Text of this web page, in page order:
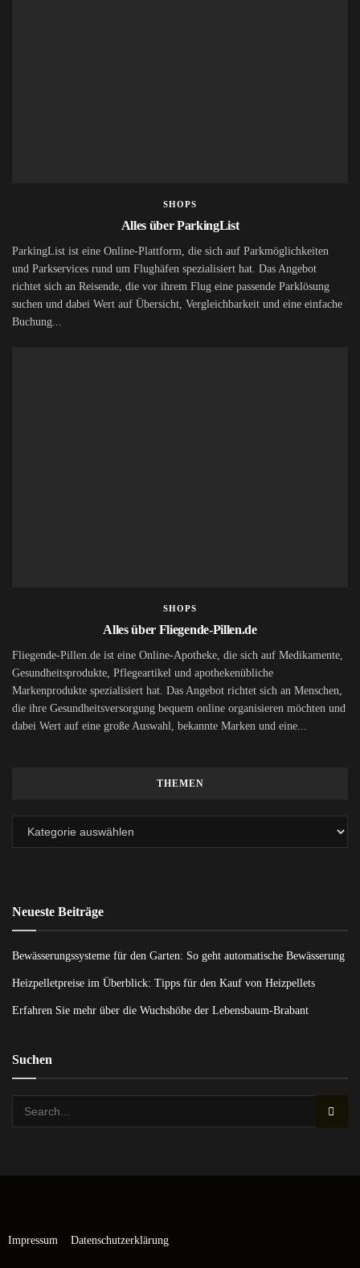
SHOPS
Alles über ParkingList
ParkingList ist eine Online-Plattform, die sich auf Parkmöglichkeiten
und Parkservices rund um Flughäfen spezialisiert hat. Das Angebot
richtet sich an Reisende, die vor ihrem Flug eine passende Parklösung
suchen und dabei Wert auf Übersicht, Vergleichbarkeit und eine einfache
Buchung...
SHOPS
Alles über Fliegende-Pillen.de
Fliegende-Pillen.de ist eine Online-Apotheke, die sich auf Medikamente,
Gesundheitsprodukte, Pflegeartikel und apothekenübliche
Markenprodukte spezialisiert hat. Das Angebot richtet sich an Menschen,
die ihre Gesundheitsversorgung bequem online organisieren möchten und
dabei Wert auf eine große Auswahl, bekannte Marken und eine...
THEMEN
Neueste Beiträge
Bewässerungssysteme für den Garten: So geht automatische Bewässerung
Heizpelletpreise im Überblick: Tipps für den Kauf von Heizpellets
Erfahren Sie mehr über die Wuchshöhe der Lebensbaum-Brabant
Suchen
Impressum Datenschutzerklärung